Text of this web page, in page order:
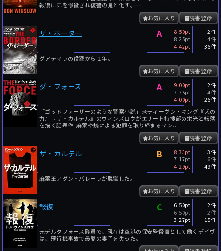
報復に弟を惨殺され復讐の鬼と化す――。
読書登録
お気に入り
ザ・ボーダー A
8.50pt
8.25pt
4.42pt
2件
4件
36件
グアテマラの殺戮から１年。
読書登録
お気に入り
ダ・フォース A
9.00pt
7.75pt
4.00pt
2件
4件
26件
「ゴッドファーザーのような警察小説」――スティーヴン・キング『犬の
力』『ザ・カルテル』のウィンズロウがエリート特捜部の栄光と転落
を描く話題作! 麻薬や銃による犯罪を取り締まるマン...
読書登録
お気に入り
ザ・カルテル B
8.33pt
7.17pt
4.29pt
3件
6件
49件
麻薬王アダン・バレーラが脱獄した。
読書登録
お気に入り
報復 C
6.50pt
6.50pt
3.27pt
2件
2件
15件
元デルタフォース隊員で、現在は空港の保安監督官として働くデイヴ
は、飛行機事故で最愛の妻子を失った。